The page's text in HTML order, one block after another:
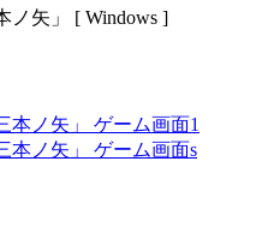
ノ矢」 [ Windows ]